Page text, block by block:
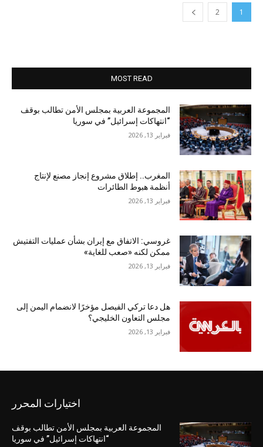
1
2
MOST READ
المجموعة العربية بمجلس الأمن تطالب بوقف
“انتهاكات إسرائيل” في سوريا
فبراير 13, 2026
المغرب.. إطلاق مشروع إنجاز مصنع لإنتاج
أنظمة هبوط الطائرات
فبراير 13, 2026
غروسي: الاتفاق مع إيران بشأن عمليات التفتيش
ممكن لكنه «صعب للغاية»
فبراير 13, 2026
هل دعا تركي الفيصل مؤخرًا لانضمام اليمن إلى
مجلس التعاون الخليجي؟
فبراير 13, 2026
اختيارات المحرر
المجموعة العربية بمجلس الأمن تطالب بوقف
“انتهاكات إسرائيل” في سوريا